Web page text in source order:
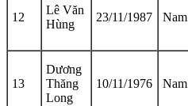
12
Lê Văn
Hùng
23/11/1987 Nam
13
Dương
Thăng
Long
10/11/1976 Nam